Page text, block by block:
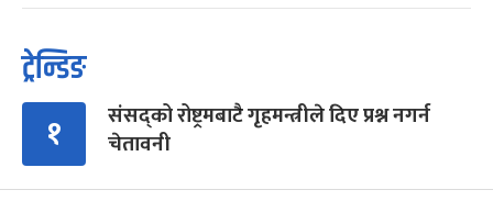
ट्रेन्डिङ
१
संसद्को रोष्ट्रमबाटै गृहमन्त्रीले दिए प्रश्न नगर्न
चेतावनी